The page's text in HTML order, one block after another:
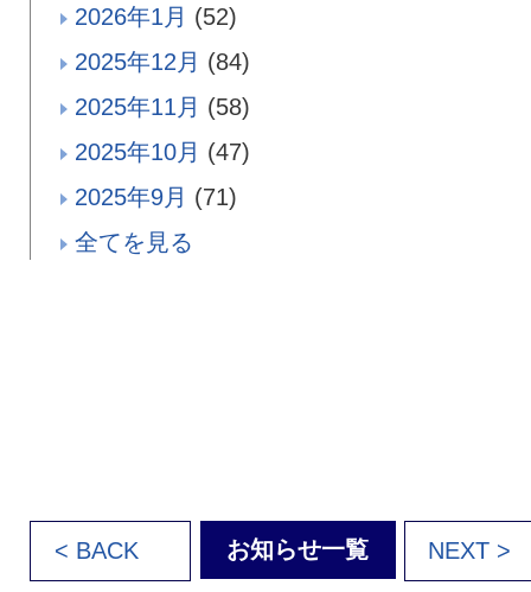
2026年1月 (52)
2025年12月 (84)
2025年11月 (58)
2025年10月 (47)
2025年9月 (71)
全てを見る
< BACK お知らせ一覧 NEXT >